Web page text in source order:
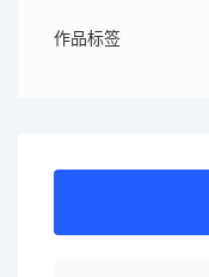
作品标签